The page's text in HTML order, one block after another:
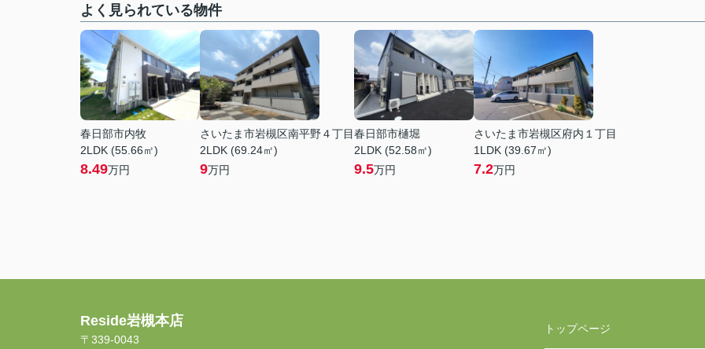
よく見られている物件
春日部市内牧
2LDK (55.66㎡)
8.49万円
さいたま市岩槻区南平野４丁目
2LDK (69.24㎡)
9万円
春日部市樋堀
2LDK (52.58㎡)
9.5万円
さいたま市岩槻区府内１丁目
1LDK (39.67㎡)
7.2万円
Reside岩槻本店
〒339-0043
トップページ